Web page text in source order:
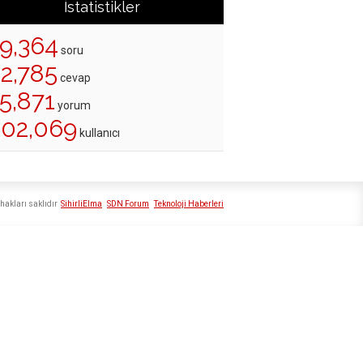
İstatistikler
soru
cevap
yorum
kullanıcı
SihirliElma SDN Forum Teknoloji Haberleri
saklıdır